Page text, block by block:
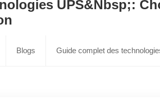
UPS&nbsp;:
Blogs Guide complet des